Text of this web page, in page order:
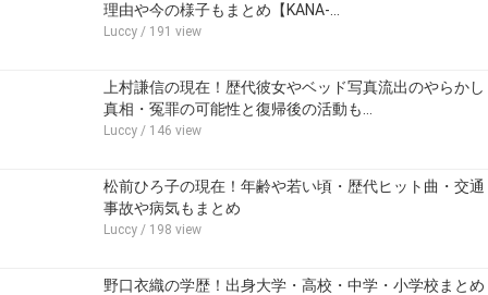
理由や今の様子もまとめ【KANA-…
Luccy / 191 view
上村謙信の現在！歴代彼女やベッド写真流出のやらかし
真相・冤罪の可能性と復帰後の活動も…
Luccy / 146 view
松前ひろ子の現在！年齢や若い頃・歴代ヒット曲・交通
事故や病気もまとめ
Luccy / 198 view
野口衣織の学歴！出身大学・高校・中学・小学校まとめ